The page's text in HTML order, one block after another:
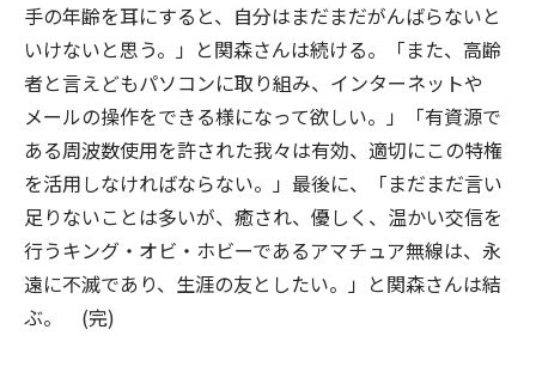
手の年齢を耳にすると、自分はまだまだがんばらないと
いけないと思う。」と関森さんは続ける。「また、高齢
者と言えどもパソコンに取り組み、インターネットや
メールの操作をできる様になって欲しい。」「有資源で
ある周波数使用を許された我々は有効、適切にこの特権
を活用しなければならない。」最後に、「まだまだ言い
足りないことは多いが、癒され、優しく、温かい交信を
行うキング・オビ・ホビーであるアマチュア無線は、永
遠に不滅であり、生涯の友としたい。」と関森さんは結
ぶ。 (完)